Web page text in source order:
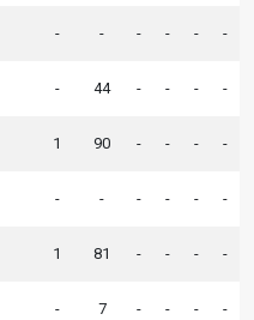
- - - - - -
- 44 - - - -
1 90 - - - -
- - - - - -
1 81 - - - -
- 7 - - - -